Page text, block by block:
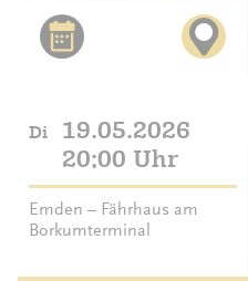
Di
19.05.2026
20:00 Uhr
Emden – Fährhaus am
Borkumterminal